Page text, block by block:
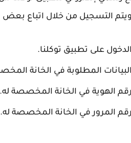
التسجيل من خلال اتباع
على تطبيق توكلنا.
المطلوبة في الخانة
الهوية في الخانة المخصصة له.
المرور في الخانة المخصصة له.